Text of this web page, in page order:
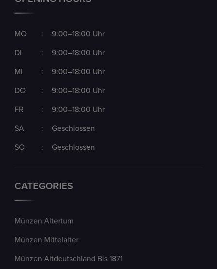
MO : 9:00–18:00 Uhr
DI : 9:00–18:00 Uhr
MI : 9:00–18:00 Uhr
DO : 9:00–18:00 Uhr
FR : 9:00–18:00 Uhr
SA : Geschlossen
SO : Geschlossen
CATEGORIES
Münzen Altertum
Münzen Mittelalter
Münzen Altdeutschland Bis 1871